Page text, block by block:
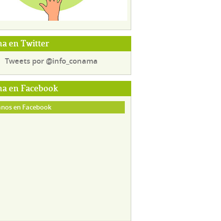
en Twitter
Tweets por @info_conama
en Facebook
en Facebook